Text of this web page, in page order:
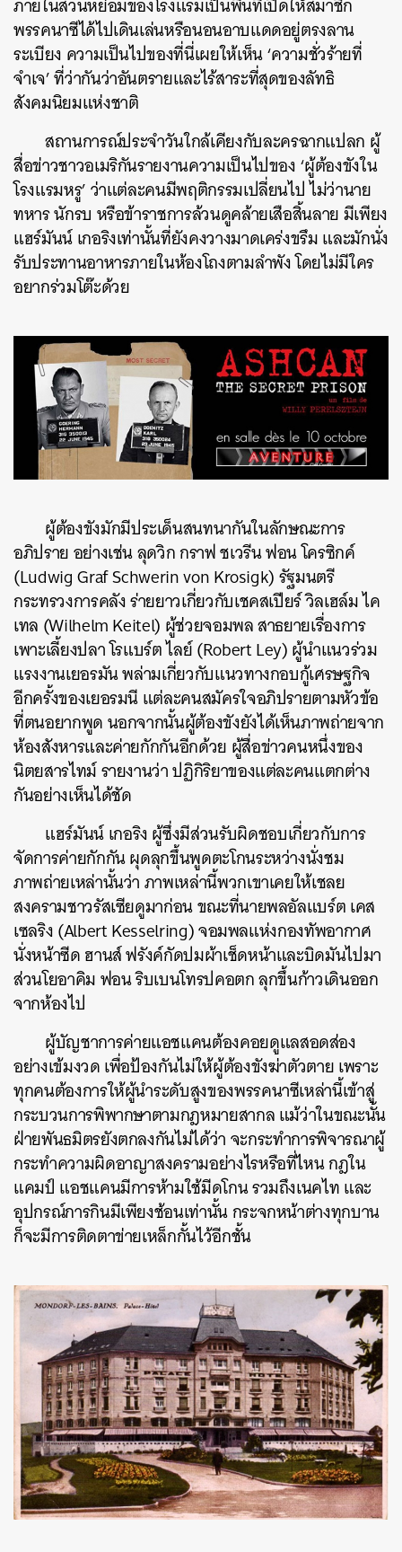
ภายในสวนหย่อมของโรงแรมเป็นพื้นที่เปิดให้สมาชิก
พรรคนาซีได้ไปเดินเล่นหรือนอนอาบแดดอยู่ตรงลาน
ระเบียง ความเป็นไปของที่นี่เผยให้เห็น ‘ความชั่วร้ายที่
จำเจ’ ที่ว่ากันว่าอันตรายและไร้สาระที่สุดของลัทธิ
สังคมนิยมแห่งชาติ
สถานการณ์ประจำวันใกล้เคียงกับละครฉากแปลก ผู้
สื่อข่าวชาวอเมริกันรายงานความเป็นไปของ ‘ผู้ต้องขังใน
โรงแรมหรู’ ว่าแต่ละคนมีพฤติกรรมเปลี่ยนไป ไม่ว่านาย
ทหาร นักรบ หรือข้าราชการล้วนดูคล้ายเสือสิ้นลาย มีเพียง
แฮร์มันน์ เกอริงเท่านั้นที่ยังคงวางมาดเคร่งขรึม และมักนั่ง
รับประทานอาหารภายในห้องโถงตามลำพัง โดยไม่มีใคร
อยากร่วมโต๊ะด้วย
ผู้ต้องขังมักมีประเด็นสนทนากันในลักษณะการ
อภิปราย อย่างเช่น ลุดวิก กราฟ ชเวรีน ฟอน โครซิกค์
(Ludwig Graf Schwerin von Krosigk) รัฐมนตรี
กระทรวงการคลัง ร่ายยาวเกี่ยวกับเชคสเปียร์ วิลเฮล์ม ไค
เทล (Wilhelm Keitel) ผู้ช่วยจอมพล สาธยายเรื่องการ
เพาะเลี้ยงปลา โรแบร์ต ไลย์ (Robert Ley) ผู้นำแนวร่วม
แรงงานเยอรมัน พล่ามเกี่ยวกับแนวทางกอบกู้เศรษฐกิจ
อีกครั้งของเยอรมนี แต่ละคนสมัครใจอภิปรายตามหัวข้อ
ที่ตนอยากพูด นอกจากนั้นผู้ต้องขังยังได้เห็นภาพถ่ายจาก
ห้องสังหารและค่ายกักกันอีกด้วย ผู้สื่อข่าวคนหนึ่งของ
นิตยสารไทม์ รายงานว่า ปฏิกิริยาของแต่ละคนแตกต่าง
กันอย่างเห็นได้ชัด
แฮร์มันน์ เกอริง ผู้ซึ่งมีส่วนรับผิดชอบเกี่ยวกับการ
จัดการค่ายกักกัน ผุดลุกขึ้นพูดตะโกนระหว่างนั่งชม
ภาพถ่ายเหล่านั้นว่า ภาพเหล่านี้พวกเขาเคยให้เชลย
สงครามชาวรัสเซียดูมาก่อน ขณะที่นายพลอัลแบร์ต เคส
เซลริง (Albert Kesselring) จอมพลแห่งกองทัพอากาศ
นั่งหน้าซีด ฮานส์ ฟรังค์กัดปมผ้าเช็ดหน้าและบิดมันไปมา
ส่วนโยอาคิม ฟอน ริบเบนโทรปคอตก ลุกขึ้นก้าวเดินออก
จากห้องไป
ผู้บัญชาการค่ายแอชแคนต้องคอยดูแลสอดส่อง
อย่างเข้มงวด เพื่อป้องกันไม่ให้ผู้ต้องขังฆ่าตัวตาย เพราะ
ทุกคนต้องการให้ผู้นำระดับสูงของพรรคนาซีเหล่านี้เข้าสู่
กระบวนการพิพากษาตามกฎหมายสากล แม้ว่าในขณะนั้น
ฝ่ายพันธมิตรยังตกลงกันไม่ได้ว่า จะกระทำการพิจารณาผู้
กระทำความผิดอาญาสงครามอย่างไรหรือที่ไหน กฎใน
แคมป์ แอชแคนมีการห้ามใช้มีดโกน รวมถึงเนคไท และ
อุปกรณ์การกินมีเพียงช้อนเท่านั้น กระจกหน้าต่างทุกบาน
ก็จะมีการติดตาข่ายเหล็กกั้นไว้อีกชั้น
ค้นหา
SHARE TWEET LINE EMAIL